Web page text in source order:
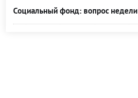
Социальный фонд: вопрос недели